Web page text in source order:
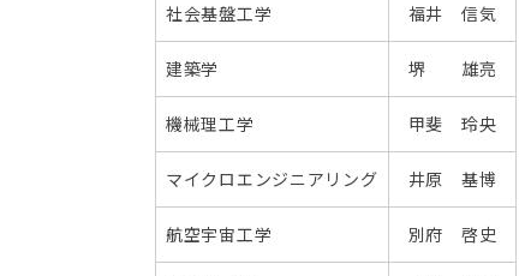
社会基盤工学 福井 信気
建築学 堺 雄亮
機械理工学 甲斐 玲央
マイクロエンジニアリング 井原 基博
航空宇宙工学 別府 啓史